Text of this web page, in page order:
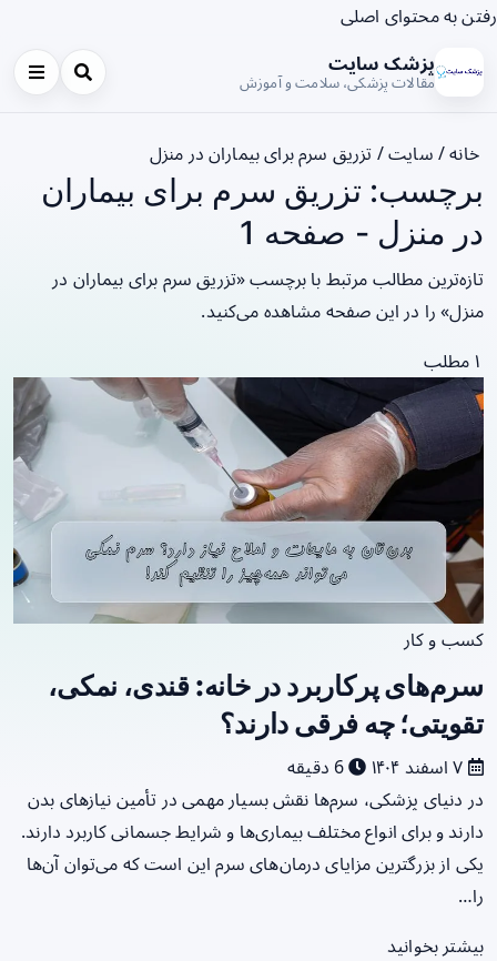
رفتن به محتوای اصلی
پزشک سایت
مقالات پزشکی، سلامت و آموزش
خانه/ سایت/ تزریق سرم برای بیماران در منزل
برچسب: تزریق سرم برای بیماران
در منزل - صفحه 1
تازه‌ترین مطالب مرتبط با برچسب «تزریق سرم برای بیماران در
منزل» را در این صفحه مشاهده می‌کنید.
۱ مطلب
کسب و کار
سرم‌های پرکاربرد در خانه: قندی، نمکی،
تقویتی؛ چه فرقی دارند؟
6 دقیقه
در دنیای پزشکی، سرم‌ها نقش بسیار مهمی در تأمین نیازهای بدن
دارند و برای انواع مختلف بیماری‌ها و شرایط جسمانی کاربرد دارند.
یکی از بزرگترین مزایای درمان‌های سرم این است که می‌توان آن‌ها
را…
بیشتر بخوانید